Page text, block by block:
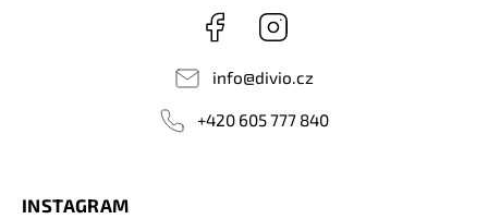
Facebook
info@divio.cz
+420 605 777 840
INSTAGRAM